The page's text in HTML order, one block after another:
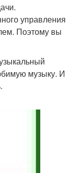
управления
Поэтому вы
музыку. И